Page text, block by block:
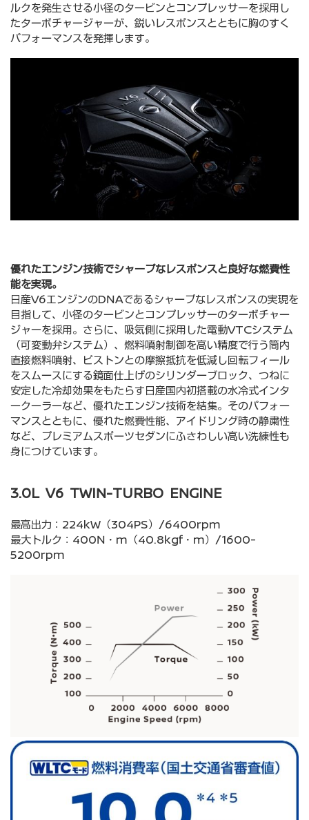
ルクを発生させる小径のタービンとコンプレッサーを採用し
たターボチャージャーが、鋭いレスポンスとともに胸のすく
パフォーマンスを発揮します。
優れたエンジン技術でシャープなレスポンスと良好な燃費性
能を実現。
日産V6エンジンのDNAであるシャープなレスポンスの実現を
目指して、小径のタービンとコンプレッサーのターボチャー
ジャーを採用。さらに、吸気側に採用した電動VTCシステム
（可変動弁システム）、燃料噴射制御を高い精度で行う筒内
直接燃料噴射、ピストンとの摩擦抵抗を低減し回転フィール
をスムースにする鏡面仕上げのシリンダーブロック、つねに
安定した冷却効果をもたらす日産国内初搭載の水冷式インタ
ークーラーなど、優れたエンジン技術を結集。そのパフォー
マンスとともに、優れた燃費性能、アイドリング時の静粛性
など、プレミアムスポーツセダンにふさわしい高い洗練性も
身につけています。
3.0L V6 TWIN-TURBO ENGINE
最高出力：224kW（304PS）/6400rpm
最大トルク：400N・m（40.8kgf・m）/1600-
5200rpm